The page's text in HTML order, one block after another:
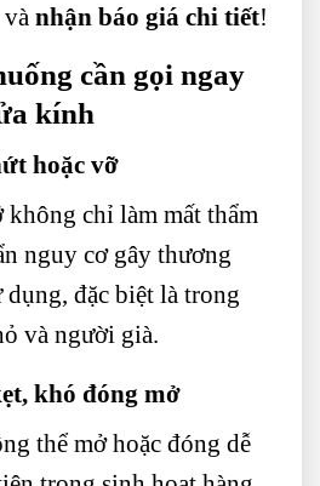
và nhận báo giá chi tiết!
cần gọi ngay
kính
hoặc vỡ
chỉ làm mất thẩm
nguy cơ gây thương
đặc biệt là trong
và người già.
khó đóng mở
thể mở hoặc đóng dễ